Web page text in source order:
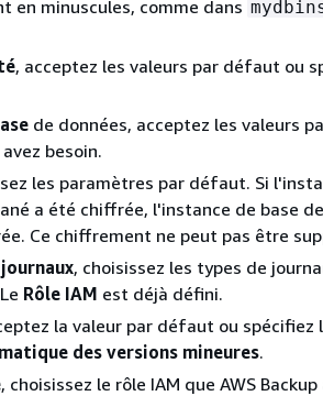
en minuscules, comme dans
, acceptez les valeurs par défaut ou
de données, acceptez les valeurs
besoin.
les paramètres par défaut. Si
a été chiffrée, l'instance de base
Ce chiffrement ne peut pas être
, choisissez les types de
Rôle IAM est déjà défini.
la valeur par défaut ou spécifiez
des versions mineures.
, choisissez le rôle IAM que AWS